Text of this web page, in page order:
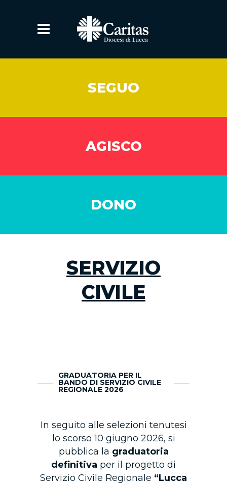
SEGUO
AGISCO
DONO
SERVIZIO
CIVILE
GRADUATORIA PER IL
BANDO DI SERVIZIO CIVILE
REGIONALE 2026
In seguito alle selezioni tenutesi
lo scorso 10 giugno 2026, si
pubblica la graduatoria
definitiva per il progetto di
Servizio Civile Regionale “Lucca